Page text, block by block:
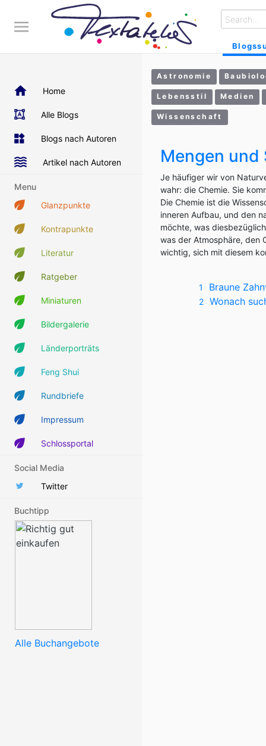
Home
Alle Blogs
Blogs nach Autoren
Artikel nach Autoren
Menu
Glanzpunkte
Kontrapunkte
Literatur
Ratgeber
Miniaturen
Bildergalerie
Länderporträts
Feng Shui
Rundbriefe
Impressum
Schlossportal
Social Media
Twitter
Buchtipp
Alle Buchangebote
Astronomie
Lebensstil Medien
Wissenschaft
Mengen und
Je häufiger wir von
wahr: die Chemie. Sie
Die Chemie ist die
inneren Aufbau, und den
möchte, was
was der Atmosphäre, den
wichtig, sich mit diesem
1 Braune
2 Wonach